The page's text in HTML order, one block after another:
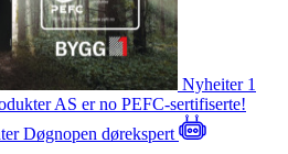
Nyheiter 1
AS er no PEFC-sertifiserte!
Døgnopen dørekspert